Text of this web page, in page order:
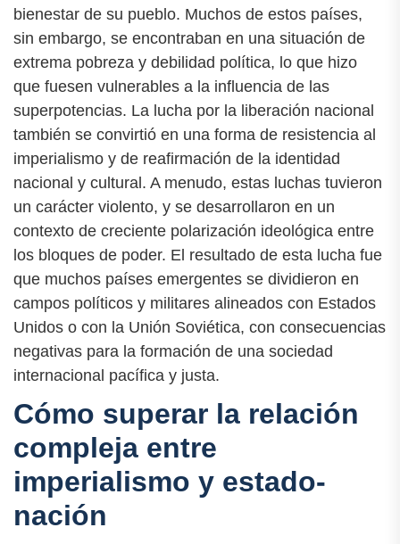
bienestar de su pueblo. Muchos de estos países,
sin embargo, se encontraban en una situación de
extrema pobreza y debilidad política, lo que hizo
que fuesen vulnerables a la influencia de las
superpotencias. La lucha por la liberación nacional
también se convirtió en una forma de resistencia al
imperialismo y de reafirmación de la identidad
nacional y cultural. A menudo, estas luchas tuvieron
un carácter violento, y se desarrollaron en un
contexto de creciente polarización ideológica entre
los bloques de poder. El resultado de esta lucha fue
que muchos países emergentes se dividieron en
campos políticos y militares alineados con Estados
Unidos o con la Unión Soviética, con consecuencias
negativas para la formación de una sociedad
internacional pacífica y justa.
Cómo superar la relación
compleja entre
imperialismo y estado-
nación